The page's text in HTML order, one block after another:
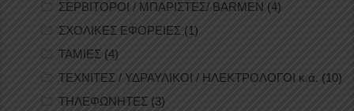
ΣΕΡΒΙΤΟΡΟΙ / ΜΠΑΡΙΣΤΕΣ/ BARMEN (4)
ΣΧΟΛΙΚΕΣ ΕΦΟΡΕΙΕΣ (1)
ΤΑΜΙΕΣ (4)
ΤΕΧΝΙΤΕΣ / ΥΔΡΑΥΛΙΚΟΙ / ΗΛΕΚΤΡΟΛΟΓΟΙ κ.ά. (10)
ΤΗΛΕΦΩΝΗΤΕΣ (3)